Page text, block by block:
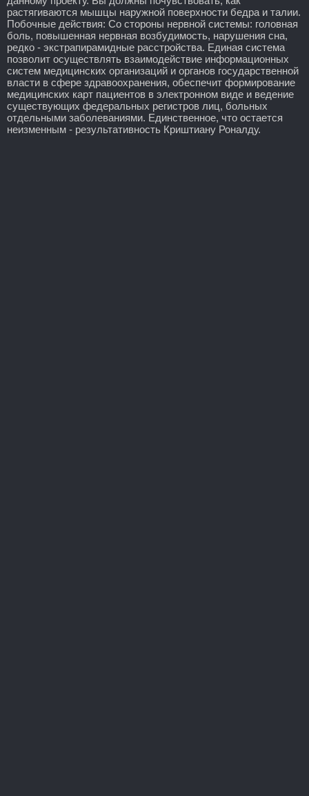
растягиваются мышцы наружной поверхности бедра и талии.
Побочные действия: Со стороны нервной системы: головная
боль, повышенная нервная возбудимость, нарушения сна,
редко - экстрапирамидные расстройства. Единая система
позволит осуществлять взаимодействие информационных
систем медицинских организаций и органов государственной
власти в сфере здравоохранения, обеспечит формирование
медицинских карт пациентов в электронном виде и ведение
существующих федеральных регистров лиц, больных
отдельными заболеваниями. Единственное, что остается
неизменным - результативность Криштиану Роналду.